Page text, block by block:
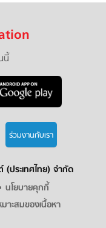
นี้
ร่วมงานกับเรา
(ประเทศไทย) จำกัด
นโยบายคุกกี้
าะสมของเนื้อหา